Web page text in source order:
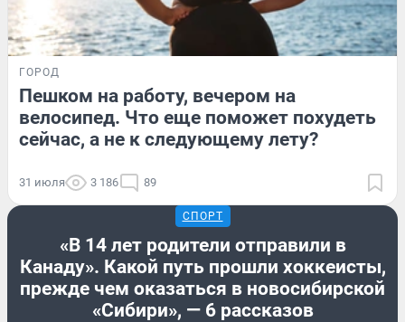
ГОРОД
Пешком на работу, вечером на
велосипед. Что еще поможет похудеть
сейчас, а не к следующему лету?
31 июля 3 186 89
СПОРТ
«В 14 лет родители отправили в
Канаду». Какой путь прошли хоккеисты,
прежде чем оказаться в новосибирской
«Сибири», — 6 рассказов